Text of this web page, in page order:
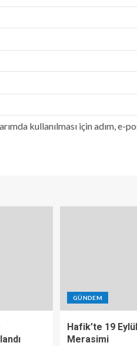
kullanılması için adım, e-
GÜNDEM
Hafik’te 19
Merasimi